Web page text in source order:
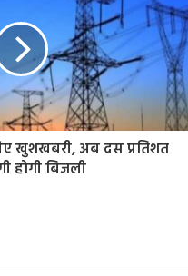
खुशखबरी, अब दस प्रतिशत
होगी बिजली